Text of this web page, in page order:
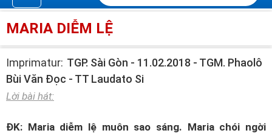
MARIA DIỄM LỆ
Imprimatur: TGP. Sài Gòn - 11.02.2018 - TGM. Phaolô
Bùi Văn Đọc - TT Laudato Si
Lời bài hát:
ĐK: Maria diễm lệ muôn sao sáng. Maria chói ngời